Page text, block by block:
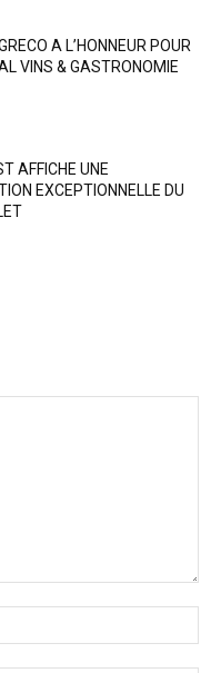
A L’HONNEUR POUR
VINS & GASTRONOMIE
AFFICHE UNE
EXCEPTIONNELLE DU
:*